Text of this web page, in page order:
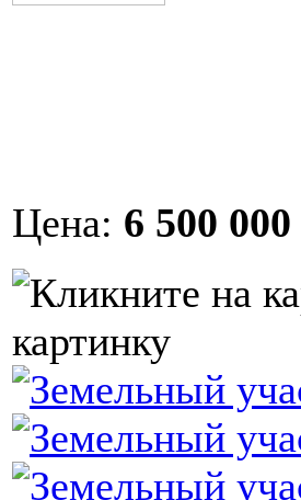
Цена: 6 500 000
картинку